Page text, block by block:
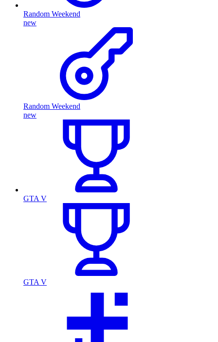
Random Weekend
new
Random Weekend
new
GTA V
GTA V